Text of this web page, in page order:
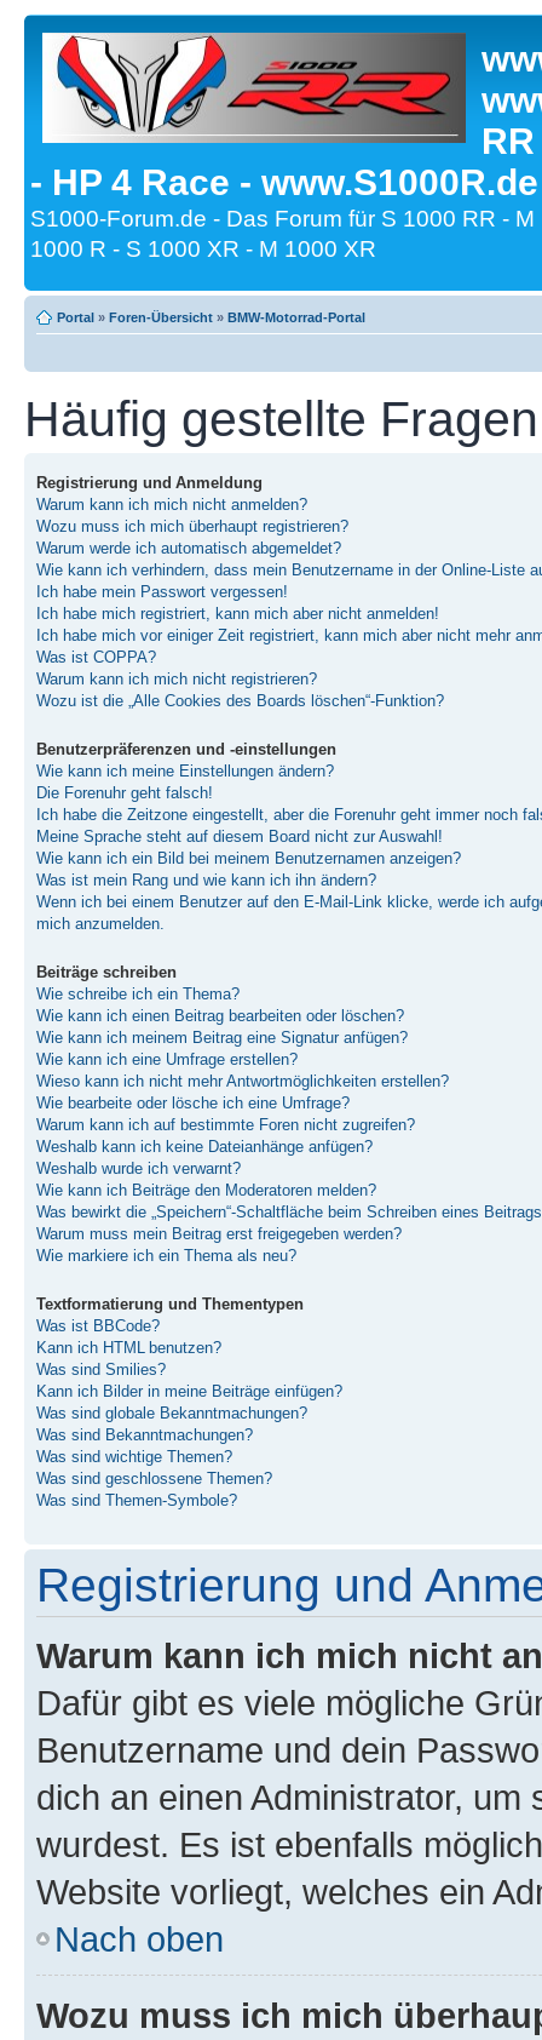
- HP 4 Race -
S1000-Forum.de - Das Forum für S 1000 RR -
1000 R - S 1000 XR - M 1000 XR
Portal » Foren-Übersicht » BMW-Motorrad-Portal
Häufig gestellte Fragen
Registrierung und Anmeldung
Warum kann ich mich nicht anmelden?
Wozu muss ich mich überhaupt registrieren?
Warum werde ich automatisch abgemeldet?
Wie kann ich verhindern, dass mein Benutzername in der Online-Liste
Ich habe mein Passwort vergessen!
Ich habe mich registriert, kann mich aber nicht anmelden!
Ich habe mich vor einiger Zeit registriert, kann mich aber nicht mehr
Was ist COPPA?
Warum kann ich mich nicht registrieren?
Wozu ist die „Alle Cookies des Boards löschen“-Funktion?
Benutzerpräferenzen und -einstellungen
Wie kann ich meine Einstellungen ändern?
Die Forenuhr geht falsch!
Ich habe die Zeitzone eingestellt, aber die Forenuhr geht immer noch
Meine Sprache steht auf diesem Board nicht zur Auswahl!
Wie kann ich ein Bild bei meinem Benutzernamen anzeigen?
Was ist mein Rang und wie kann ich ihn ändern?
Wenn ich bei einem Benutzer auf den E-Mail-Link klicke, werde ich
mich anzumelden.
Beiträge schreiben
Wie schreibe ich ein Thema?
Wie kann ich einen Beitrag bearbeiten oder löschen?
Wie kann ich meinem Beitrag eine Signatur anfügen?
Wie kann ich eine Umfrage erstellen?
Wieso kann ich nicht mehr Antwortmöglichkeiten erstellen?
Wie bearbeite oder lösche ich eine Umfrage?
Warum kann ich auf bestimmte Foren nicht zugreifen?
Weshalb kann ich keine Dateianhänge anfügen?
Weshalb wurde ich verwarnt?
Wie kann ich Beiträge den Moderatoren melden?
Was bewirkt die „Speichern“-Schaltfläche beim Schreiben eines
Warum muss mein Beitrag erst freigegeben werden?
Wie markiere ich ein Thema als neu?
Textformatierung und Thementypen
Was ist BBCode?
Kann ich HTML benutzen?
Was sind Smilies?
Kann ich Bilder in meine Beiträge einfügen?
Was sind globale Bekanntmachungen?
Was sind Bekanntmachungen?
Was sind wichtige Themen?
Was sind geschlossene Themen?
Was sind Themen-Symbole?
Registrierung und
Warum kann ich mich nicht
Dafür gibt es viele mögliche
Benutzername und dein
dich an einen Administrator,
wurdest. Es ist ebenfalls
Website vorliegt, welches ein
Nach oben
Wozu muss ich mich